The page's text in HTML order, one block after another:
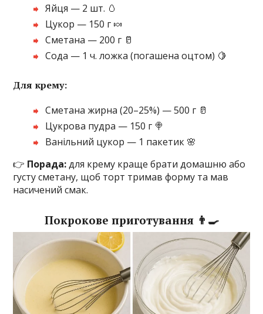
Яйця — 2 шт. 🥚
Цукор — 150 г 🍬
Сметана — 200 г 🥛
Сода — 1 ч. ложка (погашена оцтом) 🍋
Для крему:
Сметана жирна (20–25%) — 500 г 🥛
Цукрова пудра — 150 г 🍭
Ванільний цукор — 1 пакетик 🌸
👉 Порада:для крему краще брати домашню або
густу сметану, щоб торт тримав форму та мав
насичений смак.
Покрокове приготування 👨‍🍳